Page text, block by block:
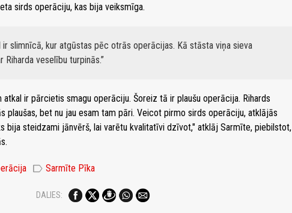
sirds operāciju, kas bija veiksmīga.
ir slimnīcā, kur atgūstas pēc otrās operācijas. Kā stāsta viņa sieva
veselību turpinās.
atkal ir pārcietis smagu operāciju. Šoreiz tā ir plaušu operācija. Rihards
plaušas, bet nu jau esam tam pāri. Veicot pirmo sirds operāciju, atklājās
bija steidzami jānvērš, lai varētu kvalitatīvi dzīvot," atklāj Sarmīte, piebilstot,
label Sarmīte Pīka
DALIES: